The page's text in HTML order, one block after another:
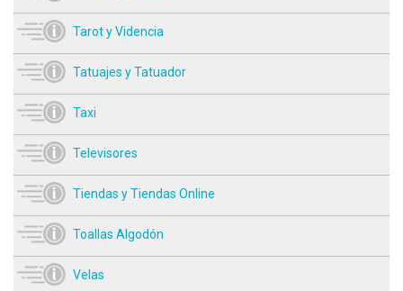
Tarot y Videncia
Tatuajes y Tatuador
Taxi
Televisores
Tiendas y Tiendas Online
Toallas Algodón
Velas